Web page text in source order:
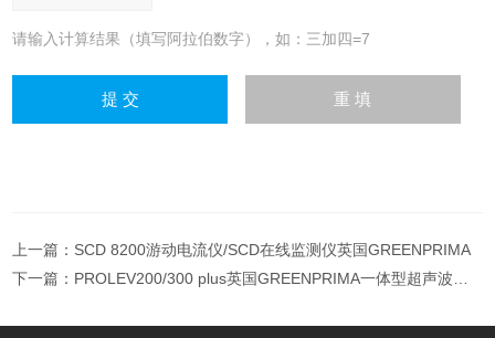
请输入计算结果（填写阿拉伯数字），如：三加四=7
上一篇： SCD 8200游动电流仪/SCD在线监测仪英国GREENPRIMA
下一篇： PROLEV200/300 plus英国GREENPRIMA一体型超声波液位计